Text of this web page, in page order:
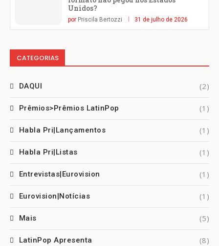
Unidos?
por Priscila Bertozzi 31 de julho de 2026
CATEGORIAS
DAQUI (2)
Prêmios>Prêmios LatinPop (1)
Habla Pri|Lançamentos (1)
Habla Pri|Listas (1)
Entrevistas|Eurovision (1)
Eurovision|Notícias (1)
Mais (5)
LatinPop Apresenta (8)